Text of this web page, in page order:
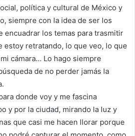
política y cultural de México y
siempre con la idea de ser los
encuadrar los temas para trasmitir
estoy retratando, lo que veo, lo que
cámara… Lo hago siempre
de no perder jamás la
donde voy y me fascina
y por la ciudad, mirando la luz y
que casi me hacen llorar porque